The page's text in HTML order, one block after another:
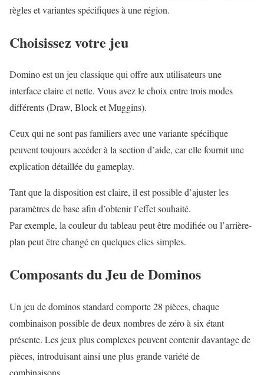
règles et variantes spécifiques à une région.
Choisissez votre jeu
Domino est un jeu classique qui offre aux utilisateurs une
interface claire et nette. Vous avez le choix entre trois modes
différents (Draw, Block et Muggins).
Ceux qui ne sont pas familiers avec une variante spécifique
peuvent toujours accéder à la section d’aide, car elle fournit une
explication détaillée du gameplay.
Tant que la disposition est claire, il est possible d’ajuster les
paramètres de base afin d’obtenir l’effet souhaité.
Par exemple, la couleur du tableau peut être modifiée ou l’arrière-
plan peut être changé en quelques clics simples.
Composants du Jeu de Dominos
Un jeu de dominos standard comporte 28 pièces, chaque
combinaison possible de deux nombres de zéro à six étant
présente. Les jeux plus complexes peuvent contenir davantage de
pièces, introduisant ainsi une plus grande variété de
combinaisons.